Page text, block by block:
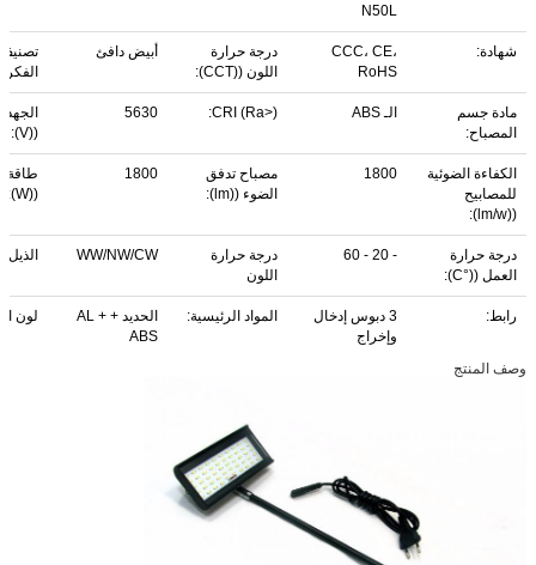
N50L
شهادة:
CCC، CE،
RoHS
درجة حرارة
اللون ((CCT):
أبيض دافئ
تصنيف
مادة جسم
المصباح:
الـ ABS CRI (Ra>):
5630
الجهد
((V):
الكفاءة الضوئية
للمصابيح
((lm/w):
1800
مصباح تدفق
الضوء ((lm):
1800
طاقة
((W):
درجة حرارة
العمل ((°C):
- 20 - 60
درجة حرارة
اللون
WW/NW/CW الذيل:
رابط:
3 دبوس إدخال
وإخراج
المواد الرئيسية:
الحديد + AL +
ABS
لون
وصف المنتج